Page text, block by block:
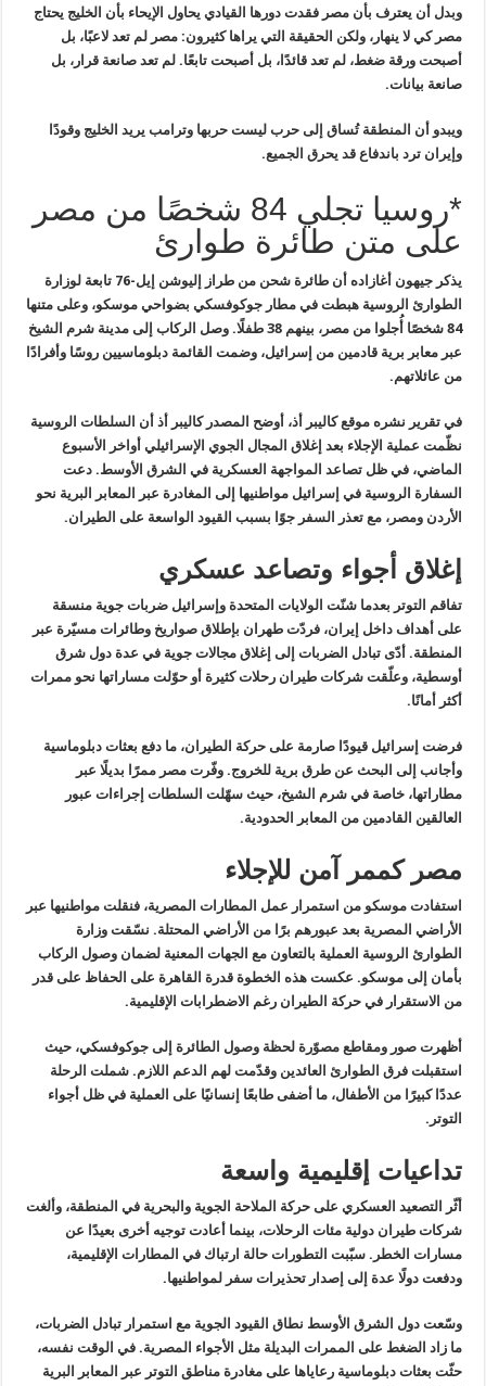
وبدل أن يعترف بأن مصر فقدت دورها القيادي يحاول الإيحاء بأن الخليج يحتاج
مصر كي لا ينهار، ولكن الحقيقة التي يراها كثيرون: مصر لم تعد لاعبًا، بل
أصبحت ورقة ضغط، لم تعد قائدًا، بل أصبحت تابعًا. لم تعد صانعة قرار، بل
صانعة بيانات.
ويبدو أن المنطقة تُساق إلى حرب ليست حربها وترامب يريد الخليج وقودًا
وإيران ترد باندفاع قد يحرق الجميع.
*روسيا تجلي 84 شخصًا من مصر
على متن طائرة طوارئ
يذكر
جيهون أغازاده أن طائرة شحن من طراز إليوشن إيل-76 تابعة لوزارة
الطوارئ الروسية هبطت في مطار جوكوفسكي بضواحي موسكو، وعلى متنها
84 شخصًا أُجلوا
من مصر، بينهم 38 طفلًا. وصل الركاب إلى مدينة شرم الشيخ
عبر معابر برية قادمين من إسرائيل، وضمت القائمة دبلوماسيين روسًا وأفرادًا
من عائلاتهم.
في تقرير نشره موقع كاليبر أذ، أوضح المصدر كاليبر أذ أن السلطات الروسية
نظّمت عملية الإجلاء بعد إغلاق المجال الجوي الإسرائيلي أواخر الأسبوع
الماضي، في ظل تصاعد المواجهة العسكرية في الشرق الأوسط. دعت
السفارة الروسية في إسرائيل مواطنيها إلى المغادرة عبر المعابر البرية نحو
الأردن ومصر، مع تعذر السفر جوًا بسبب القيود الواسعة على الطيران.
إغلاق أجواء وتصاعد عسكري
تفاقم التوتر بعدما شنّت الولايات المتحدة وإسرائيل ضربات جوية منسقة
على أهداف داخل إيران، فردّت طهران بإطلاق صواريخ وطائرات مسيّرة عبر
المنطقة. أدّى تبادل الضربات إلى إغلاق مجالات جوية في عدة دول شرق
أوسطية، وعلّقت شركات طيران رحلات كثيرة أو حوّلت مساراتها نحو ممرات
أكثر أمانًا.
فرضت إسرائيل قيودًا صارمة على حركة الطيران، ما دفع بعثات دبلوماسية
وأجانب إلى البحث عن طرق برية للخروج. وفّرت مصر ممرًا بديلًا عبر
مطاراتها، خاصة في شرم الشيخ، حيث سهّلت السلطات إجراءات عبور
العالقين القادمين من المعابر
الحدودية.
مصر كممر آمن للإجلاء
استفادت موسكو من استمرار عمل المطارات المصرية، فنقلت مواطنيها عبر
الأراضي المصرية بعد عبورهم برًا من الأراضي المحتلة. نسّقت وزارة
الطوارئ الروسية العملية بالتعاون مع الجهات المعنية لضمان وصول الركاب
بأمان إلى موسكو. عكست هذه الخطوة قدرة القاهرة على الحفاظ على قدر
من الاستقرار في حركة الطيران رغم الاضطرابات الإقليمية.
أظهرت صور ومقاطع مصوّرة لحظة وصول الطائرة إلى جوكوفسكي، حيث
استقبلت فرق الطوارئ العائدين وقدّمت لهم الدعم اللازم. شملت الرحلة
عددًا كبيرًا من الأطفال، ما أضفى طابعًا إنسانيًا على العملية في ظل أجواء
التوتر .
تداعيات إقليمية واسعة
أثّر
التصعيد العسكري على حركة الملاحة الجوية والبحرية في المنطقة، وألغت
شركات طيران دولية مئات الرحلات، بينما أعادت توجيه أخرى بعيدًا عن
مسارات الخطر. سبّبت التطورات حالة ارتباك في المطارات الإقليمية،
ودفعت دولًا عدة إلى إصدار تحذيرات سفر لمواطنيها.
وسّعت دول الشرق الأوسط نطاق القيود الجوية مع استمرار تبادل الضربات،
ما زاد الضغط على الممرات البديلة مثل الأجواء المصرية. في الوقت نفسه،
حثّت بعثات دبلوماسية رعاياها على مغادرة مناطق التوتر عبر المعابر البرية